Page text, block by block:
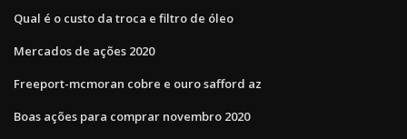
Qual é o custo da troca e filtro de óleo
Mercados de ações 2020
Freeport-mcmoran cobre e ouro safford az
Boas ações para comprar novembro 2020